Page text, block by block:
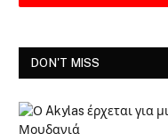
DON'T MISS